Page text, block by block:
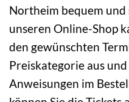
Northeim bequem
unseren Online-Shop
den gewünschten
Preiskategorie aus
Anweisungen im